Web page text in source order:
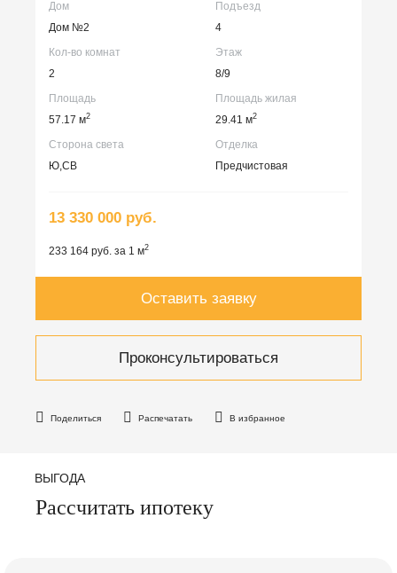
Поделиться Распечатать В избранное
Дом
Дом №2
Подъезд
4
Кол-во комнат
2
Этаж
8/9
Площадь
57.17 м2
Площадь жилая
29.41 м2
Сторона света
Ю,СВ
Отделка
Предчистовая
13 330 000 руб.
233 164 руб. за 1 м2
Оставить заявку
Проконсультироваться
ВЫГОДА
Рассчитать ипотеку